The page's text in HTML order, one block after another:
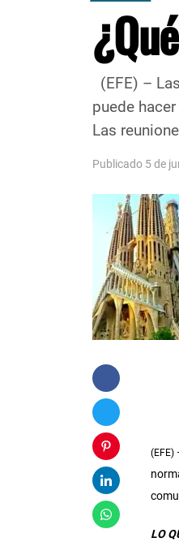
(EFE) –
puede
Las
Publicado 5 de
(EFE)
LO